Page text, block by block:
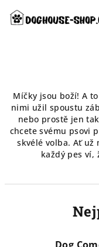
obsah
Míčky jsou boží! A
nimi užil spoustu
nebo prostě jen
chcete svému psovi
skvélé volba. Ať už
každý pes ví,